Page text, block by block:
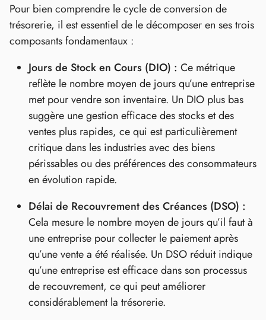
Pour bien comprendre le cycle de conversion de
trésorerie, il est essentiel de le décomposer en ses trois
composants fondamentaux :
Jours de Stock en Cours (DIO) : Ce métrique
reflète le nombre moyen de jours qu’une entreprise
met pour vendre son inventaire. Un DIO plus bas
suggère une gestion efficace des stocks et des
ventes plus rapides, ce qui est particulièrement
critique dans les industries avec des biens
périssables ou des préférences des consommateurs
en évolution rapide.
Délai de Recouvrement des Créances (DSO) :
Cela mesure le nombre moyen de jours qu’il faut à
une entreprise pour collecter le paiement après
qu’une vente a été réalisée. Un DSO réduit indique
qu’une entreprise est efficace dans son processus
de recouvrement, ce qui peut améliorer
considérablement la trésorerie.